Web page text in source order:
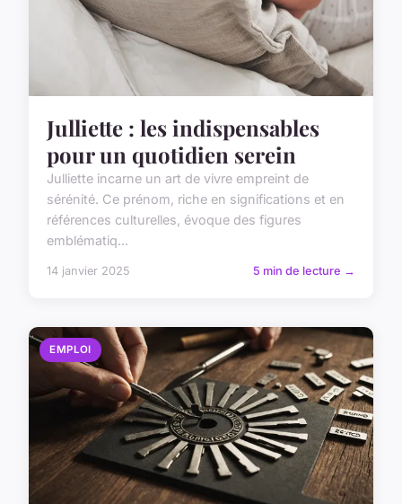
Julliette : les indispensables
pour un quotidien serein
Julliette incarne un art de vivre empreint de
sérénité. Ce prénom, riche en significations et en
références culturelles, évoque des figures
emblématiq...
14 janvier 2025 5 min de lecture →
EMPLOI